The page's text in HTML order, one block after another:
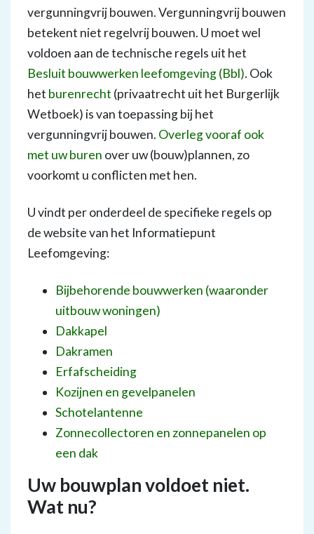
vergunningvrij bouwen. Vergunningvrij bouwen
betekent niet regelvrij bouwen. U moet wel
voldoen aan de technische regels uit het
Besluit bouwwerken leefomgeving (Bbl). Ook
het burenrecht (privaatrecht uit het Burgerlijk
Wetboek) is van toepassing bij het
vergunningvrij bouwen. Overleg vooraf ook
met uw buren over uw (bouw)plannen, zo
voorkomt u conflicten met hen.
U vindt per onderdeel de specifieke regels op
de website van het Informatiepunt
Leefomgeving:
Bijbehorende bouwwerken (waaronder
uitbouw woningen)
Dakkapel
Dakramen
Erfafscheiding
Kozijnen en gevelpanelen
Schotelantenne
Zonnecollectoren en zonnepanelen op
een dak
Uw bouwplan voldoet niet.
Wat nu?